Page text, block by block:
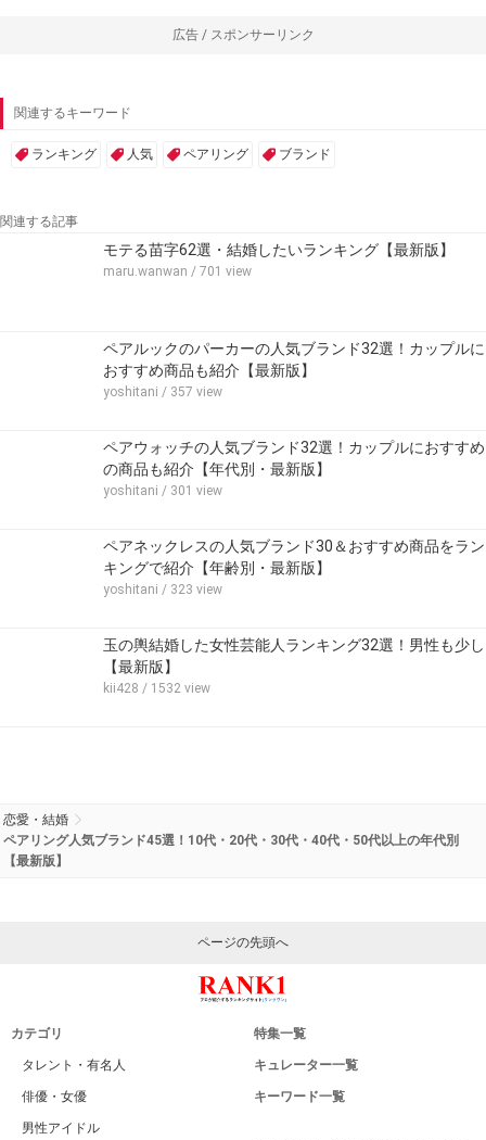
広告 / スポンサーリンク
関連するキーワード
ランキング 人気 ペアリング ブランド
関連する記事
モテる苗字62選・結婚したいランキング【最新版】
maru.wanwan / 701 view
ペアルックのパーカーの人気ブランド32選！カップルに
おすすめ商品も紹介【最新版】
yoshitani / 357 view
ペアウォッチの人気ブランド32選！カップルにおすすめ
の商品も紹介【年代別・最新版】
yoshitani / 301 view
ペアネックレスの人気ブランド30＆おすすめ商品をラン
キングで紹介【年齢別・最新版】
yoshitani / 323 view
玉の輿結婚した女性芸能人ランキング32選！男性も少し
【最新版】
kii428 / 1532 view
恋愛・結婚
ペアリング人気ブランド45選！10代・20代・30代・40代・50代以上の年代別
【最新版】
ページの先頭へ
カテゴリ
タレント・有名人
俳優・女優
男性アイドル
特集一覧
キュレーター一覧
キーワード一覧